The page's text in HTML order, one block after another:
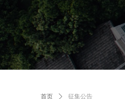
首页 ꄲ 征集公告